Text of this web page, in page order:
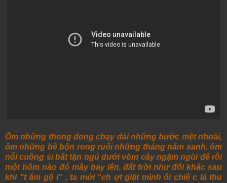
Ôm những thong dong chạy dài những bước mệt nhoài,
ôm những bề bộn rong ruổi những tháng năm xanh, ôm
nỗi cuồng si bất tận ngủ dưới vòm cây ngậm ngùi để rồi
một hôm nào đó mây bay lên, đất trời như đổi khác sau
khi "t ắm gộ i" , ta mới "ch ợt giật mình ôi chiế c lá thu